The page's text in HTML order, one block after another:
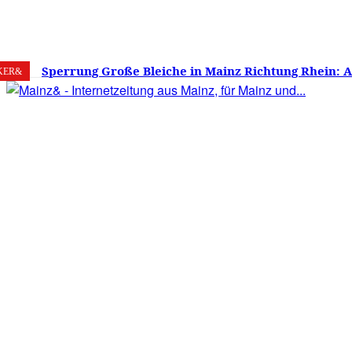
8. August 2026 15.9 Mainz
Sperrung Große Bleiche in Mainz Richtung Rhein:
verwirrt, Mainzer stinksauer – Haben die Mainzer